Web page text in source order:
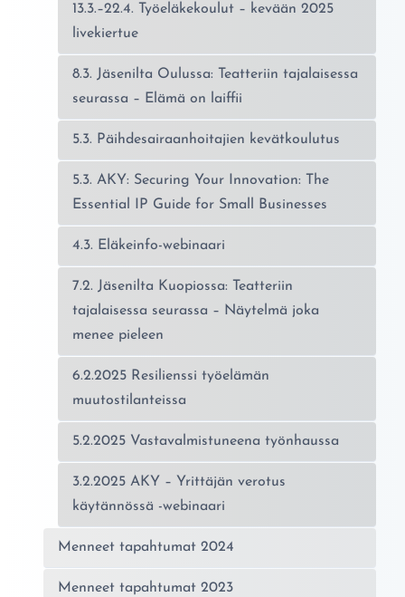
13.3.–22.4. Työeläkekoulut – kevään 2025
livekiertue
8.3. Jäsenilta Oulussa: Teatteriin tajalaisessa
seurassa – Elämä on laiffii
5.3. Päihdesairaanhoitajien kevätkoulutus
5.3. AKY: Securing Your Innovation: The
Essential IP Guide for Small Businesses
4.3. Eläkeinfo-webinaari
7.2. Jäsenilta Kuopiossa: Teatteriin
tajalaisessa seurassa – Näytelmä joka
menee pieleen
6.2.2025 Resilienssi työelämän
muutostilanteissa
5.2.2025 Vastavalmistuneena työnhaussa
3.2.2025 AKY – Yrittäjän verotus
käytännössä -webinaari
Menneet tapahtumat 2024
Menneet tapahtumat 2023